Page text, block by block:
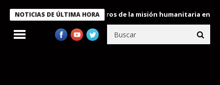
NOTICIAS DE ÚLTIMA HORA
condecora a miembros de la misión humanitaria enviada a